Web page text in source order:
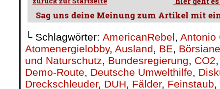
└ Schlagwörter: AmericanRebel, Antonio
Atomenergielobby, Ausland, BE,
und Naturschutz, Bundesregierung, CO2
Demo-Route, Deutsche Umwelthilfe,
Dreckschleuder, DUH, Fälder, Feinstaub,